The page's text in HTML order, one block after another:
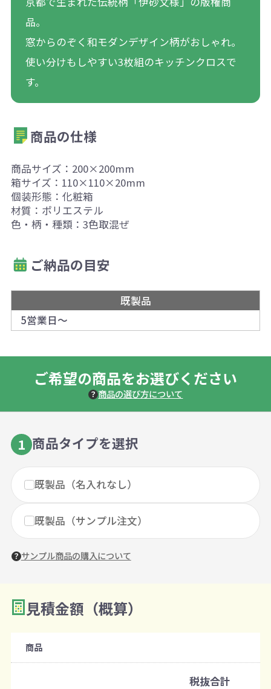
品。
窓からのぞく和モダンデザイン柄がおしゃれ。
使い分けもしやすい3枚組のキッチンクロスで
す。
商品の仕様
商品サイズ：200×200mm
箱サイズ：110×110×20mm
個装形態：化粧箱
材質：ポリエステル
色・柄・種類：3色取混ぜ
ご納品の目安
既製品
5営業日～
ご希望の商品をお選びください
商品の選び方について
1 商品タイプを選択
既製品（名入れなし）
既製品（サンプル注文）
サンプル商品の購入について
2 数量を入力
購入条件
見積金額（概算）
商品
税抜合計